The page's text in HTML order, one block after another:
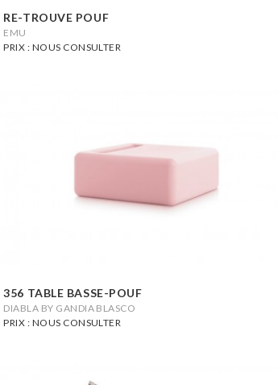
RE-TROUVE POUF
EMU
PRIX : NOUS CONSULTER
356 TABLE BASSE-POUF
DIABLA BY GANDIA BLASCO
PRIX : NOUS CONSULTER